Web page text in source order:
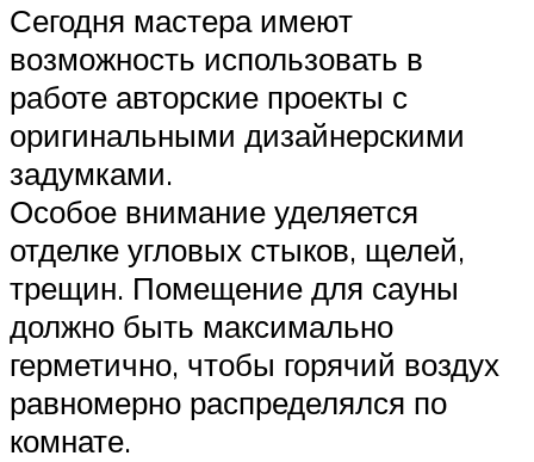
Сегодня мастера имеют
возможность использовать в
работе авторские проекты с
оригинальными дизайнерскими
задумками.
Особое внимание уделяется
отделке угловых стыков, щелей,
трещин. Помещение для сауны
должно быть максимально
герметично, чтобы горячий воздух
равномерно распределялся по
комнате.